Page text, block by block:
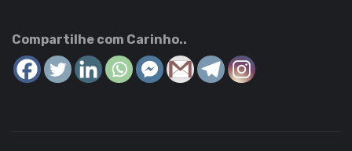
Compartilhe com Carinho..